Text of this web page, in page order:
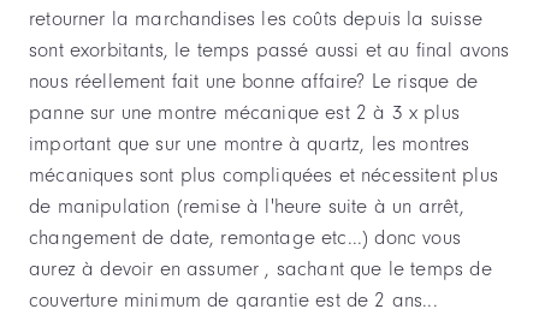
retourner la marchandises les coûts depuis la suisse
sont exorbitants, le temps passé aussi et au final avons
nous réellement fait une bonne affaire? Le risque de
panne sur une montre mécanique est 2 à 3 x plus
important que sur une montre à quartz, les montres
mécaniques sont plus compliquées et nécessitent plus
de manipulation (remise à l'heure suite à un arrêt,
changement de date, remontage etc...) donc vous
aurez à devoir en assumer , sachant que le temps de
couverture minimum de garantie est de 2 ans...